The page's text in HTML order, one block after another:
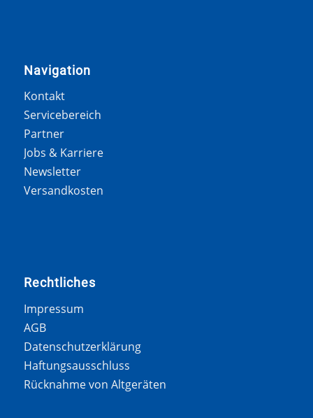
Navigation
Kontakt
Servicebereich
Partner
Jobs & Karriere
Newsletter
Versandkosten
Rechtliches
Impressum
AGB
Datenschutzerklärung
Haftungsausschluss
Rücknahme von Altgeräten